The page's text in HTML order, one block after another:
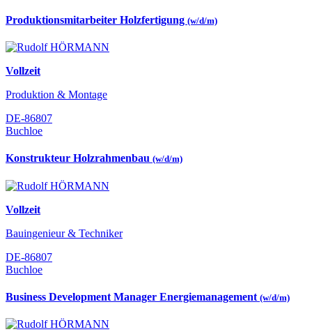
Produktionsmitarbeiter Holzfertigung (w/d/m)
Vollzeit
Produktion & Montage
DE-86807
Buchloe
Konstrukteur Holzrahmenbau (w/d/m)
Vollzeit
Bauingenieur & Techniker
DE-86807
Buchloe
Business Development Manager Energiemanagement (w/d/m)